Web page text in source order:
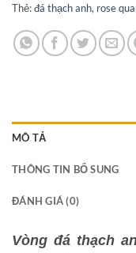
Thẻ:đá thạch anh, rose
MÔ TẢ
THÔNG TIN BỔ SUNG
ĐÁNH GIÁ (0)
Vòng đá thạch